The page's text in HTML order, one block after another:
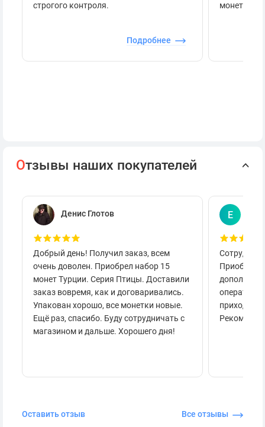
строгого контроля.
Подробнее
монеты.
Отзывы наших покупателей
Денис Глотов
Добрый день! Получил заказ, всем
очень доволен. Приобрел набор 15
монет Турции. Серия Птицы. Доставили
заказ вовремя, как и договаривались.
Упакован хорошо, все монетки новые.
Ещё раз, спасибо. Буду сотрудничать с
магазином и дальше. Хорошего дня!
Е
приходило
Оставить отзыв Все отзывы